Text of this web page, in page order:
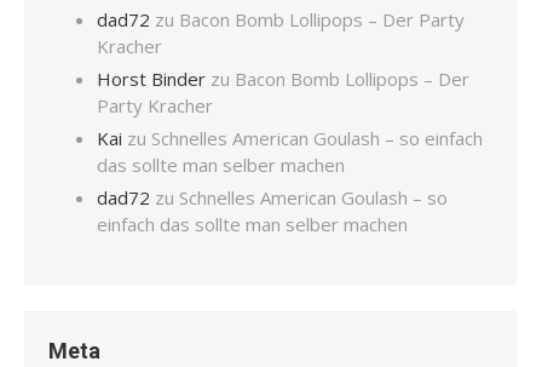
dad72 zu Bacon Bomb Lollipops – Der Party
Kracher
Horst Binder zu Bacon Bomb Lollipops – Der
Party Kracher
Kai zu Schnelles American Goulash – so einfach
das sollte man selber machen
dad72 zu Schnelles American Goulash – so
einfach das sollte man selber machen
Meta